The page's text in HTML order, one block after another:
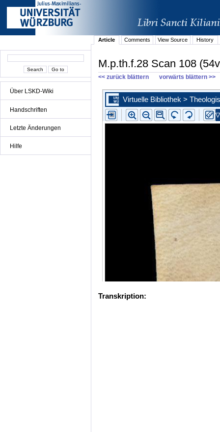
Über LSKD-Wiki
Handschriften
Letzte Änderungen
Hilfe
Article Comments View Source History
M.p.th.f.28 Scan 108
<< zurück blättern vorwärts blättern >>
Transkription: